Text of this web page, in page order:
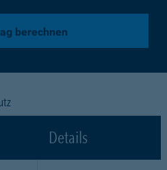
berechnen
Details